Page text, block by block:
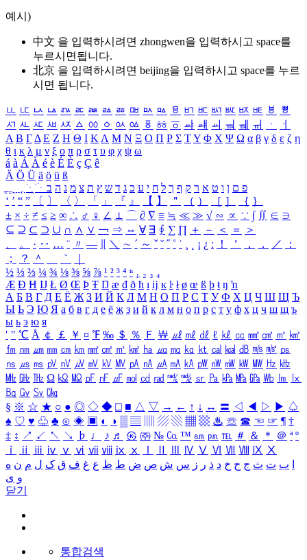
예시)
中文 을 입력하시려면 zhongwen을 입력하시고 space를
누르시면됩니다.
北京 을 입력하시려면 beijing을 입력하시고 space를 누르
시면 됩니다.
ㅥ ㅦ ㅧ ㅨ ㅩ ㅪ ㅫ ㅬ ㅭ ㅮ ㅯ ㅰ ㅱ ㅲ ㅳ ㅴ ㅵ ㅶ ㅷ ㅸ
ㅹ
ㅺ ㅻ ㅼ ㅽ ㅾ ㅿ ㆀ ㆁ ㆂ ㆃ ㆄ ㆅ ㆆ ㆇ ㆈ ㆉ ㆊ ㆋ ㆌ ㆍ
ㆎ
Α Β ΓΔ Ε Ζ Η Θ Ι ΚΛ Μ Ν Ξ Ο Π Ρ Σ ΤΥ Φ Χ Ψ Ω α β γ δ ε ζ η
θ ι κ λ μ ν ξ ο π ρ σ τ υ φ χ ψ ω
á à Á À é è É È ç Ç ê
Ä Ö Ü ä ö ü ß
ִֶֹ ֻּ ׁׂ פ ם ן ו ט א ר ק ף ך ל ח י ע כ ג ד ש ץ ת צ מ נ ה ב
‘ ’ “ ” 〔 〕 〈 〉 「 」 『 』 【 】 ＂ （ ） ［ ］ ｛ ｝
± × ÷ ≠ ≤ ≥ ∞ ∴ ♂ ♀ ∠ ⊥ ⌒ ∂ ∇ ≡ ≒ ≪ ≫ √ ∽ ∝ ∵ ∫ ∬ ∈ ∋
⊆ ⊇ ⊂ ⊃ ∪ ∩ ∧ ∨ ￢ ⇒ ⇔ ∀ ∃ ∮ ∑ ∏ ＋ － ＜ ＝
＞
、
。 · ‥ … ¨ 〃 ― ＼ ∼ ´ ～ ˇ ˘ ˝ ˚ ˙ ¸ ¡ ¿ ː ！ ＇ ， ． ／
：
；
？ ＾ ｀
½ ⅓ ⅔ ¼ ¾ ⅛ ⅜ ⅝ ⅞ ¹ ² ³ ⁴ ⁿ ₁ ₂ ₃ ₄
Æ Ð Ħ Ĳ Ł Ø Œ Þ Ŧ Ŋ æ đ ð ħ ı ĳ ĸ ŀ ł ø œ ß þ ŧ ŋ ŉ
А Б В Г Д Е Ё Ж З И Й К Л М Н О П Р С Т У Ф Х Ц Ч Ш Щ Ъ
Ы Ь Э Ю Я а б в г д е ё ж з и й к л м н о п р с т у ф х ц ч ш щ ъ
ы ь э ю я
′ ″ ℃ Å ￠ ￡ ￥ ¤ ℉ ‰ ＄ ％ Ｆ ￦ ㎕ ㎖ ㎗ ℓ ㎘ ㏄ ㎣ ㎤ ㎥ ㎦
㎙ ㎚ ㎛ ㎜ ㎝ ㎞ ㎟ ㎠ ㎡ ㎢ ㏊ ㎍ ㎎ ㎏ ㏏ ㎈ ㎉ ㏈ ㎧ ㎨ ㎰
㎱ ㎲ ㎳ ㎴ ㎵ ㎶ ㎷ ㎸ ㎹ ㎀ ㎁ ㎂ ㎃ ㎄ ㎺ ㎻ ㎽ ㎾ ㎿ ㎐ ㎑
㎒ ㎓ ㎔ Ω ㏀ ㏁ ㎊ ㎋ ㎌ ㏖ ㏅ ㎭ ㎮ ㎯ ㏛ ㎩ ㎪ ㎫ ㎬ ㏝ ㏐
㏓
㏃ ㏉ ㏜ ㏆
§ ※ ☆ ★ ○ ● ◎ ◇ ◆ □ ■ △ ▽ → ← ↑ ↓ ↔ 〓 ◁ ◀ ▷ ▶ ♤
♠ ♡ ♥ ♧ ♣ ⊙ ◈ ▣ ◐ ◑ ▒ ▤ ▨ ▧ ▦ ▩ ♨ ☏ ☎ ☜ ☞ ¶ †
‡ ↕ ↗ ↙ ↖ ↘ ♭ ♩ ♪ ♬ ㉿ ㈜ № ㏇ ™ ㏂ ㏘ ℡ ＃ ＆ ＊ ＠ ª º
ⅰ
ⅱ ⅲ ⅳ ⅴ ⅵ ⅶ ⅷ ⅸ ⅹ Ⅳ Ⅴ Ⅵ Ⅶ Ⅷ Ⅸ Ⅹ
ب ت ث ج ح خ د ذ ر ز س ش ص ض ط ظ ع غ ف ق ک ل م ن ه
و ی
닫기
통합검색